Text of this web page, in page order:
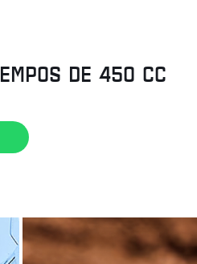
DE 450 CC